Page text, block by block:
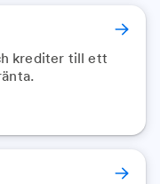
krediter till ett